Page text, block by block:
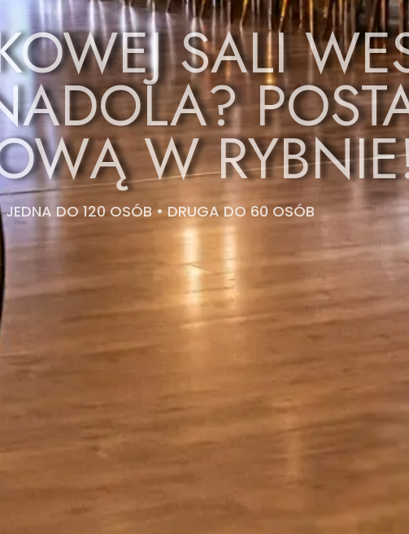
SALI
W
JEDNA DO 120 OSÓB • DRUGA DO 60 OSÓB